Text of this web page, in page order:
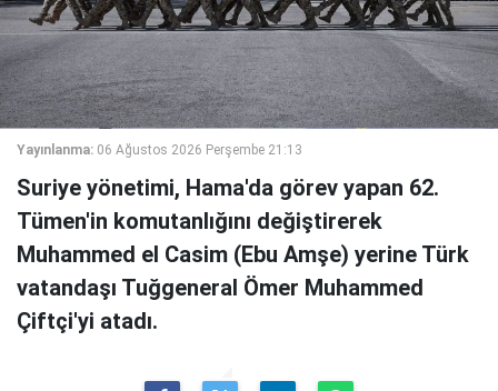
Yayınlanma: 06 Ağustos 2026 Perşembe 21:13
Suriye yönetimi, Hama'da görev yapan 62.
Tümen'in komutanlığını değiştirerek
Muhammed el Casim (Ebu Amşe) yerine Türk
vatandaşı Tuğgeneral Ömer Muhammed
Çiftçi'yi atadı.